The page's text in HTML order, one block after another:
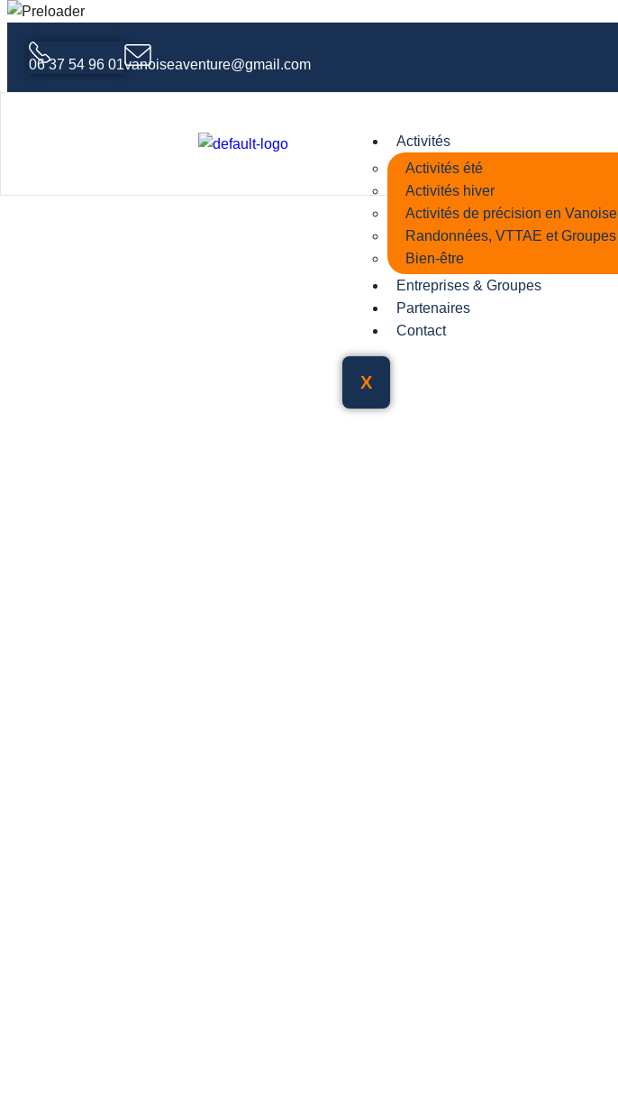
06 37 54 96 01vanoiseaventure@gmail.com
Activités
Activités été
Activités hiver
Activités de précision en Vanoise
Randonnées, VTTAE et Groupes
Bien-être
Entreprises & Groupes
Partenaires
Contact
X